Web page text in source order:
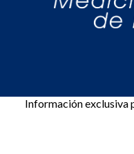
Información exclusiva